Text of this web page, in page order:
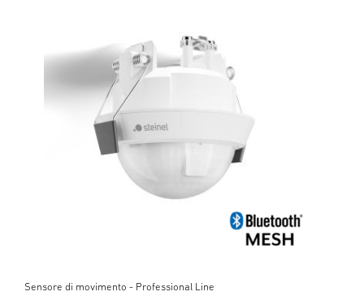
Sensore di movimento - Professional Line